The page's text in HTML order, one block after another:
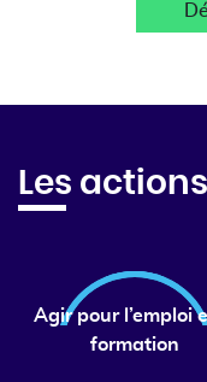
Les
Agir pour l’emploi
formation